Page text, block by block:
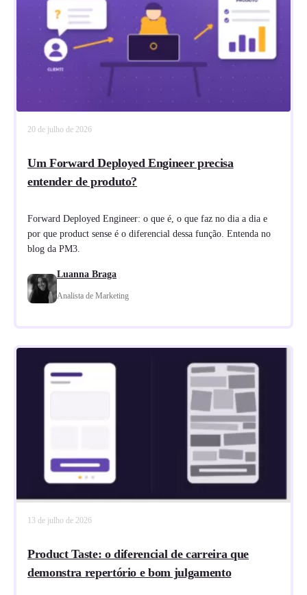
20 de julho de 2026
Um Forward Deployed Engineer precisa
entender de produto?
Forward Deployed Engineer: o que é, o que faz no dia a dia e
por que product sense é o diferencial dessa função. Entenda no
blog da PM3.
Luanna Braga
Analista de Marketing
13 de julho de 2026
Product Taste: o diferencial de carreira que
demonstra repertório e bom julgamento